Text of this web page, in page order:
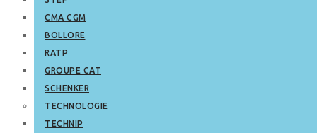
CMA CGM
BOLLORE
RATP
GROUPE CAT
SCHENKER
TECHNOLOGIE
TECHNIP